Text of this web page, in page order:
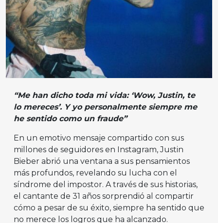
“Me han dicho toda mi vida: ‘Wow, Justin, te
lo mereces’. Y yo personalmente siempre me
he sentido como un fraude”
En un emotivo mensaje compartido con sus
millones de seguidores en Instagram, Justin
Bieber abrió una ventana a sus pensamientos
más profundos, revelando su lucha con el
síndrome del impostor. A través de sus historias,
el cantante de 31 años sorprendió al compartir
cómo a pesar de su éxito, siempre ha sentido que
no merece los logros que ha alcanzado.